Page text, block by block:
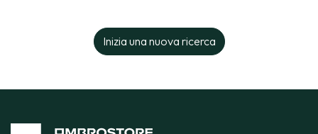
Inizia una nuova ricerca